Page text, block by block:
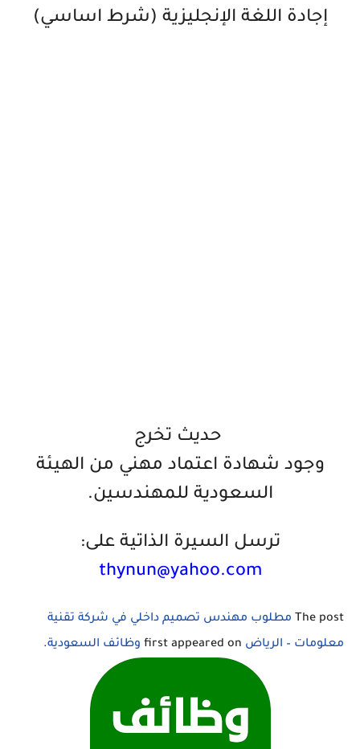
‏إجادة اللغة الإنجليزية (شرط اساسي)
‏ حديث تخرج
‏وجود شهادة اعتماد مهني من الهيئة
السعودية للمهندسين.
ترسل السيرة الذاتية على:
thynun@yahoo.com
The post مطلوب مهندس تصميم داخلي في شركة تقنية
معلومات – الرياض
وظائف السعودية.